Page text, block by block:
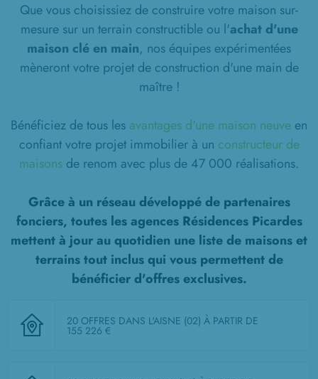
Que vous choisissiez de construire votre maison sur-
mesure sur un terrain constructible ou l'achat d'une
maison clé en main, nos équipes expérimentées
mèneront votre projet de construction d'une main de
maître !
Bénéficiez de tous les avantages d'une maison neuve en
confiant votre projet immobilier à un constructeur de
maisons de renom avec plus de 47 000 réalisations.
Grâce à un réseau développé de partenaires
fonciers, toutes les agences Résidences Picardes
mettent à jour au quotidien une liste de maisons et
terrains tout inclusqui vous permettent de
bénéficier d'offres exclusives.
20 OFFRES DANS L'AISNE (02) À PARTIR DE
155 226 €